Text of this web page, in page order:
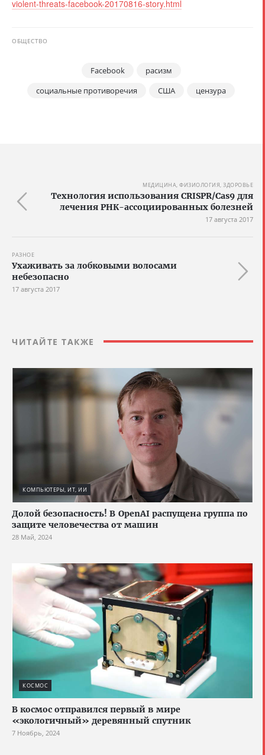
violent-threats-facebook-20170816-story.html
ОБЩЕСТВО
Facebook
расизм
социальные противоречия
США цензура
МЕДИЦИНА, ФИЗИОЛОГИЯ, ЗДОРОВЬЕ
Технология использования CRISPR/Cas9 для
лечения РНК-ассоциированных болезней
17 августа 2017
РАЗНОЕ
Ухаживать за лобковыми волосами
небезопасно
17 августа 2017
ЧИТАЙТЕ ТАКЖЕ
КОМПЬЮТЕРЫ, ИТ, ИИ
Долой безопасность! В OpenAI распущена группа по
защите человечества от машин
28 Май, 2024
КОСМОС
В космос отправился первый в мире
«экологичный» деревянный спутник
7 Ноябрь, 2024